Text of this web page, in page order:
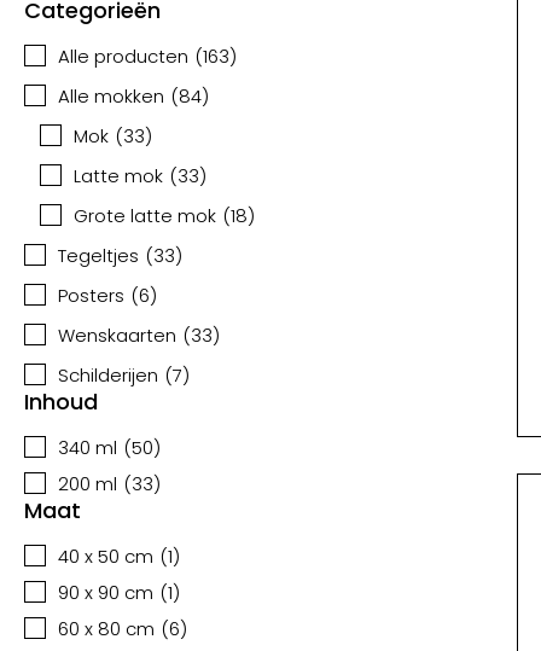
Categorieën
Alle producten (163)
Alle mokken (84)
Mok (33)
Latte mok (33)
Grote latte mok (18)
Tegeltjes (33)
Posters (6)
Wenskaarten (33)
Schilderijen (7)
Inhoud
340 ml (50)
200 ml (33)
Maat
40 x 50 cm (1)
90 x 90 cm (1)
60 x 80 cm (6)